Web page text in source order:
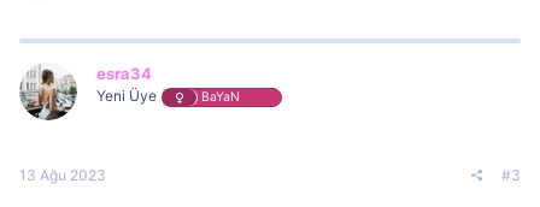
esra34
Yeni Üye BaYaN
13 Ağu 2023 #3